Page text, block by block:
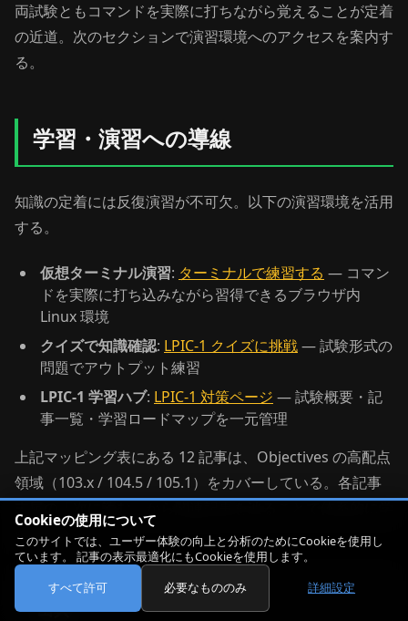
Cookieの使用について
このサイトでは、ユーザー体験の向上と分析のためにCookieを使用し
ています。 記事の表示最適化にもCookieを使用します。
すべて許可 必要なもののみ 詳細設定
両試験ともコマンドを実際に打ちながら覚えることが定着
の近道。次のセクションで演習環境へのアクセスを案内す
る。
学習・演習への導線
知識の定着には反復演習が不可欠。以下の演習環境を活用
する。
仮想ターミナル演習: ターミナルで練習する — コマン
ドを実際に打ち込みながら習得できるブラウザ内
Linux 環境
クイズで知識確認: LPIC-1 クイズに挑戦— 試験形式の
問題でアウトプット練習
LPIC-1 学習ハブ: LPIC-1 対策ページ — 試験概要・記
事一覧・学習ロードマップを一元管理
上記マッピング表にある 12 記事は、Objectives の高配点
領域（103.x / 104.5 / 105.1）をカバーしている。各記事
習を進められる。
出典